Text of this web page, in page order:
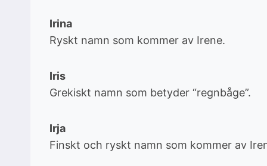
Irina
Ryskt namn som kommer av Irene.
Iris
Grekiskt namn som betyder “regnbåge”.
Irja
Finskt och ryskt namn som kommer av